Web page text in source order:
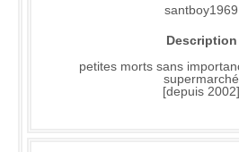
santboy1969
Description
petites morts sans
supermarché
[depuis 2002]